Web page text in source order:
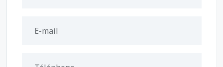
E-mail